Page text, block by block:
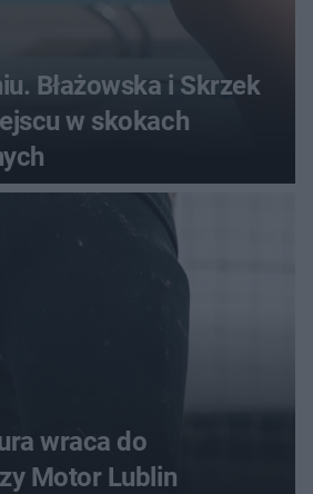
Błażowska i Skrzek
w skokach
wraca do
Motor Lublin